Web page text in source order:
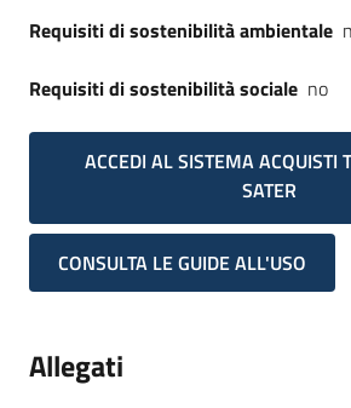
Requisiti di sostenibilità ambientale
Requisiti di sostenibilità sociale no
ACCEDI AL SISTEMA ACQUISTI
SATER
CONSULTA LE GUIDE ALL'USO
Allegati